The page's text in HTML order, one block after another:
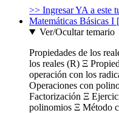
>> Ingresar YA a este
Matemáticas Básicas I
Ver/Ocultar temario
Propiedades de los
los reales (R) Ξ
operación con los
Operaciones con
Factorización Ξ
polinomios Ξ Método